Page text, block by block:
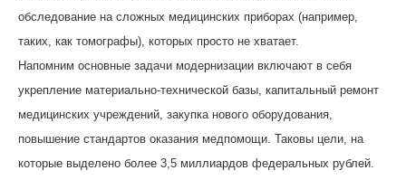
обследование на сложных медицинских приборах (например,
таких, как томографы), которых просто не хватает.
Напомним основные задачи модернизации включают в себя
укрепление материально-технической базы, капитальный ремонт
медицинских учреждений, закупка нового оборудования,
повышение стандартов оказания медпомощи. Таковы цели, на
которые выделено более 3,5 миллиардов федеральных рублей.